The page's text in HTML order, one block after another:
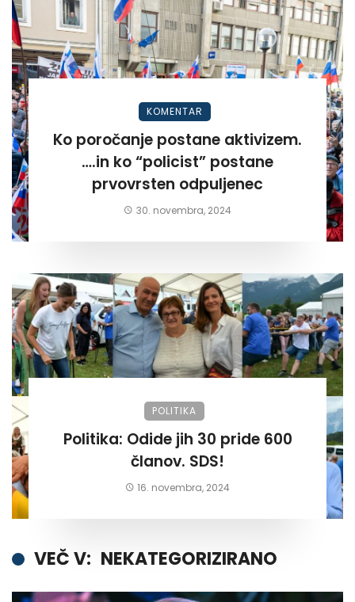
KOMENTAR
Ko poročanje postane aktivizem.
….in ko “policist” postane
prvovrsten odpuljenec
30. novembra, 2024
POLITIKA
Politika: Odide jih 30 pride 600
članov. SDS!
16. novembra, 2024
VEČ V: NEKATEGORIZIRANO